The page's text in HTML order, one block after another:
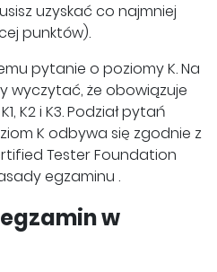
uzyskać co najmniej
punktów).
pytanie o poziomy K. Na
wyczytać, że obowiązuje
K2 i K3. Podział pytań
K odbywa się zgodnie z
Tester Foundation
egzaminu .
w